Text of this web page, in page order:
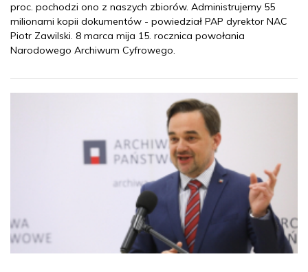
proc. pochodzi ono z naszych zbiorów. Administrujemy 55
milionami kopii dokumentów - powiedział PAP dyrektor NAC
Piotr Zawilski. 8 marca mija 15. rocznica powołania
Narodowego Archiwum Cyfrowego.